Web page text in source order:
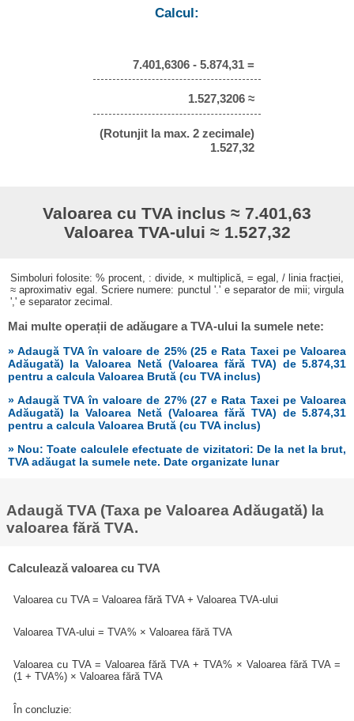
Calcul:
7.401,6306 - 5.874,31 =
1.527,3206 ≈
(Rotunjit la max. 2 zecimale)
1.527,32
Valoarea cu TVA inclus ≈ 7.401,63
Valoarea TVA-ului ≈ 1.527,32
Simboluri folosite: % procent, : divide, × multiplică, = egal, / linia fracției,
≈ aproximativ egal. Scriere numere: punctul '.' e separator de mii; virgula
',' e separator zecimal.
Mai multe operații de adăugare a TVA-ului la sumele nete:
» Adaugă TVA în valoare de 25% (25 e Rata Taxei pe Valoarea
Adăugată) la Valoarea Netă (Valoarea fără TVA) de 5.874,31
pentru a calcula Valoarea Brută (cu TVA inclus)
» Adaugă TVA în valoare de 27% (27 e Rata Taxei pe Valoarea
Adăugată) la Valoarea Netă (Valoarea fără TVA) de 5.874,31
pentru a calcula Valoarea Brută (cu TVA inclus)
» Nou: Toate calculele efectuate de vizitatori: De la net la brut,
TVA adăugat la sumele nete. Date organizate lunar
Adaugă TVA (Taxa pe Valoarea Adăugată) la
valoarea fără TVA.
Calculează valoarea cu TVA
Valoarea cu TVA = Valoarea fără TVA + Valoarea TVA-ului
Valoarea TVA-ului = TVA% × Valoarea fără TVA
Valoarea cu TVA = Valoarea fără TVA + TVA% × Valoarea fără TVA =
(1 + TVA%) × Valoarea fără TVA
În concluzie: